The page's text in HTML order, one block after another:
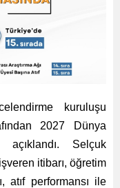
kuruluşu
2027 Dünya
açıklandı. Selçuk
itibarı, öğretim
atıf performansı ile